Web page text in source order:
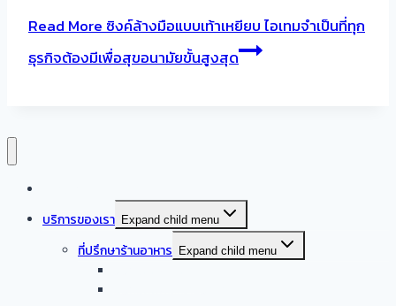
Read More ซิงค์ล้างมือแบบเท้าเหยียบ ไอเทมจำเป็นที่ทุก
ธุรกิจต้องมีเพื่อสุขอนามัยขั้นสูงสุด
บริการของเรา Expand child menu
ที่ปรึกษาร้านอาหาร Expand child menu